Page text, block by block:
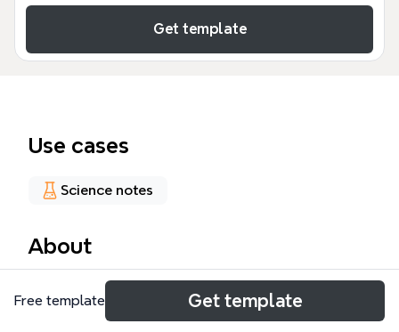
Get template
Use cases
Science notes
About
Il template LE BIOMOLECOLE è una risorsa
accademica completa progettata per studenti di
Free template Get template